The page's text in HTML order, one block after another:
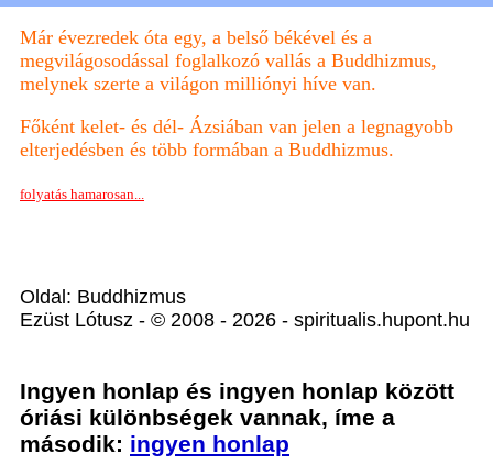
Már évezredek óta egy, a belső békével és a
megvilágosodással foglalkozó vallás a Buddhizmus,
melynek szerte a világon milliónyi híve van.
Főként kelet- és dél- Ázsiában van jelen a legnagyobb
elterjedésben és több formában a Buddhizmus.
folyatás hamarosan...
Oldal: Buddhizmus
Ezüst Lótusz - © 2008 - 2026 - spiritualis.hupont.hu
Ingyen honlap és ingyen honlap között
óriási különbségek vannak, íme a
második: ingyen honlap